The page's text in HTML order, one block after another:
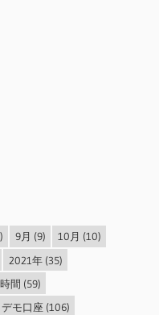
9月 (9) 10月 (10)
2021年(35)
間 (59)
デモ口座 (106)